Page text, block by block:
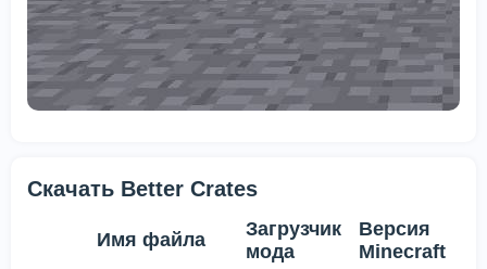
Скачать Better Crates
Имя файла
Загрузчик
мода
Версия
Minecraft